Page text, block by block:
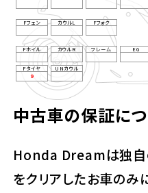
Fフェン カウルL Fフォク
Fホイル カウルR フレーム EG
Fタイヤ
9
UNカウル
中古車の保証に
Honda Dreamは独自
をクリアしたお車のみ